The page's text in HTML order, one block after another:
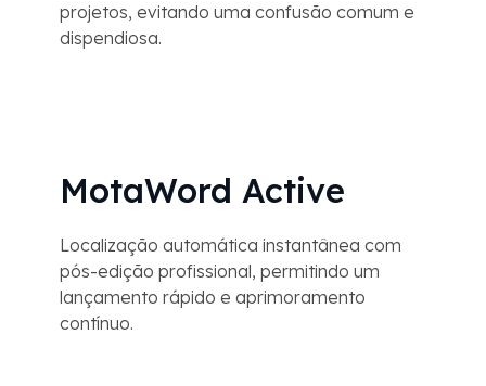
projetos, evitando uma confusão comum e
dispendiosa.
MotaWord Active
Localização automática instantânea com
pós-edição profissional, permitindo um
lançamento rápido e aprimoramento
contínuo.